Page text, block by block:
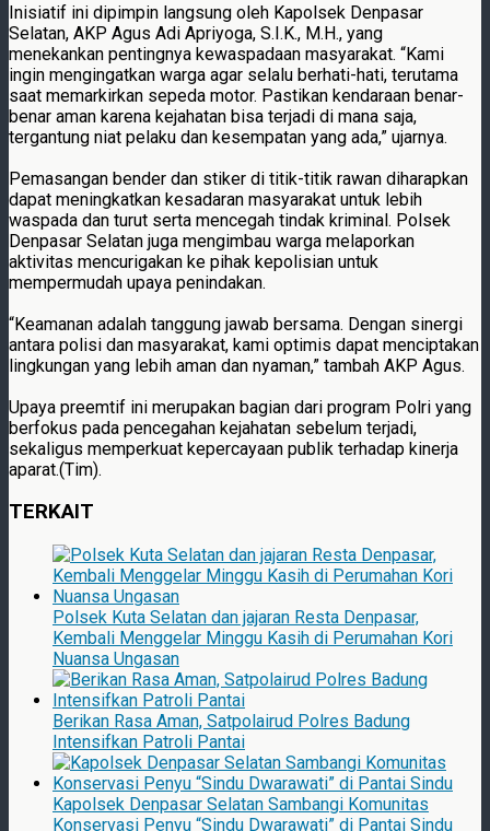
Inisiatif ini dipimpin langsung oleh Kapolsek Denpasar
Selatan, AKP Agus Adi Apriyoga, S.I.K., M.H., yang
menekankan pentingnya kewaspadaan masyarakat. “Kami
ingin mengingatkan warga agar selalu berhati-hati, terutama
saat memarkirkan sepeda motor. Pastikan kendaraan benar-
benar aman karena kejahatan bisa terjadi di mana saja,
tergantung niat pelaku dan kesempatan yang ada,” ujarnya.
Pemasangan bender dan stiker di titik-titik rawan diharapkan
dapat meningkatkan kesadaran masyarakat untuk lebih
waspada dan turut serta mencegah tindak kriminal. Polsek
Denpasar Selatan juga mengimbau warga melaporkan
aktivitas mencurigakan ke pihak kepolisian untuk
mempermudah upaya penindakan.
“Keamanan adalah tanggung jawab bersama. Dengan sinergi
antara polisi dan masyarakat, kami optimis dapat menciptakan
lingkungan yang lebih aman dan nyaman,” tambah AKP Agus.
Upaya preemtif ini merupakan bagian dari program Polri yang
berfokus pada pencegahan kejahatan sebelum terjadi,
sekaligus memperkuat kepercayaan publik terhadap kinerja
aparat.(Tim).
TERKAIT
Polsek Kuta Selatan dan jajaran Resta Denpasar,
Kembali Menggelar Minggu Kasih di Perumahan Kori
Nuansa Ungasan
Berikan Rasa Aman, Satpolairud Polres Badung
Intensifkan Patroli Pantai
Kapolsek Denpasar Selatan Sambangi Komunitas
Konservasi Penyu “Sindu Dwarawati” di Pantai Sindu